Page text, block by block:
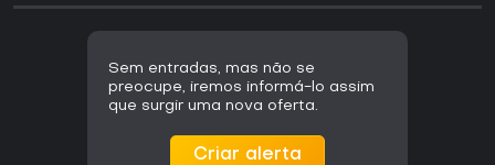
Sem entradas, mas não se
preocupe, iremos informá-lo assim
que surgir uma nova oferta.
Criar alerta